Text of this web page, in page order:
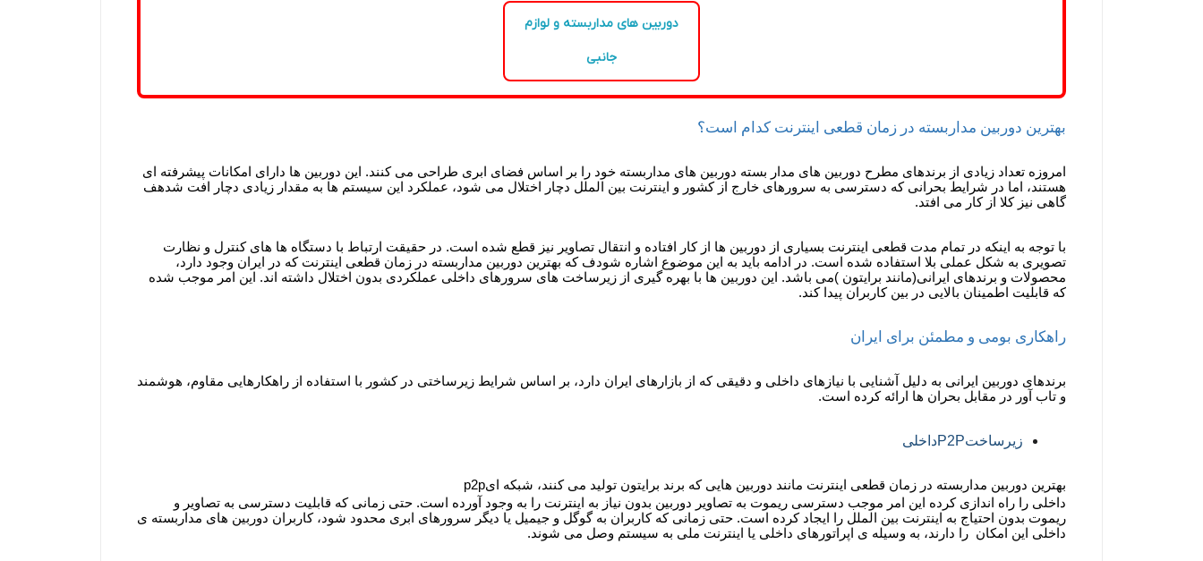
دوربین های مداربسته و لوازم
جانبی
بهترین دوربین مداربسته در زمان قطعی اینترنت کدام است؟
امروزه تعداد زیادی از برندهای مطرح دوربین های مدار بسته دوربین های مداربسته خود را بر اساس فضای ابری طراحی می کنند. این دوربین ها دارای امکانات پیشرفته ای
هستند، اما در شرایط بحرانی که دسترسی به سرورهای خارج از کشور و اینترنت بین الملل دچار اختلال می شود، عملکرد این سیستم ها به مقدار زیادی دچار افت شدهف
گاهی نیز کلا از کار می افتد.
با توجه به اینکه در تمام مدت قطعی اینترنت بسیاری از دوربین ها از کار افتاده و انتقال تصاویر نیز قطع شده است. در حقیقت ارتباط با دستگاه ها های کنترل و نظارت
تصویری به شکل عملی بلا استفاده شده است. در ادامه باید به این موضوع اشاره شودف که بهترین دوربین مداربسته در زمان قطعی اینترنت که در ایران وجود دارد،
محصولات و برندهای ایرانی(مانند برایتون )می باشد. این دوربین ها با بهره گیری از زیرساخت های سرورهای داخلی عملکردی بدون اختلال داشته اند. این امر موجب شده
که قابلیت اطمینان بالایی در بین کاربران پیدا کند.
راهکاری بومی و مطمئن برای ایران
برندهای دوربین ایرانی به دلیل آشنایی با نیازهای داخلی و دقیقی که از بازارهای ایران دارد، بر اساس شرایط زیرساختی در کشور با استفاده از راهکارهایی مقاوم، هوشمند
و تاب آور در مقابل بحران ها ارائه کرده است.
زیرساختP2Pداخلی
بهترین دوربین مداربسته در زمان قطعی اینترنت مانند دوربین هایی که برند برایتون تولید می کنند، شبکه ایp2p
داخلی را راه اندازی کرده این امر موجب دسترسی ریموت به تصاویر دوربین بدون نیاز به اینترنت را به وجود آورده است. حتی زمانی که قابلیت دسترسی به تصاویر و
ریموت بدون احتیاج به اینترنت بین الملل را ایجاد کرده است. حتی زمانی که کاربران به گوگل و جیمیل یا دیگر سرورهای ابری محدود شود، کاربران دوربین های مداربسته ی
داخلی این امکان را دارند، به وسیله ی اپراتورهای داخلی یا اینترنت ملی به سیستم وصل می شوند.